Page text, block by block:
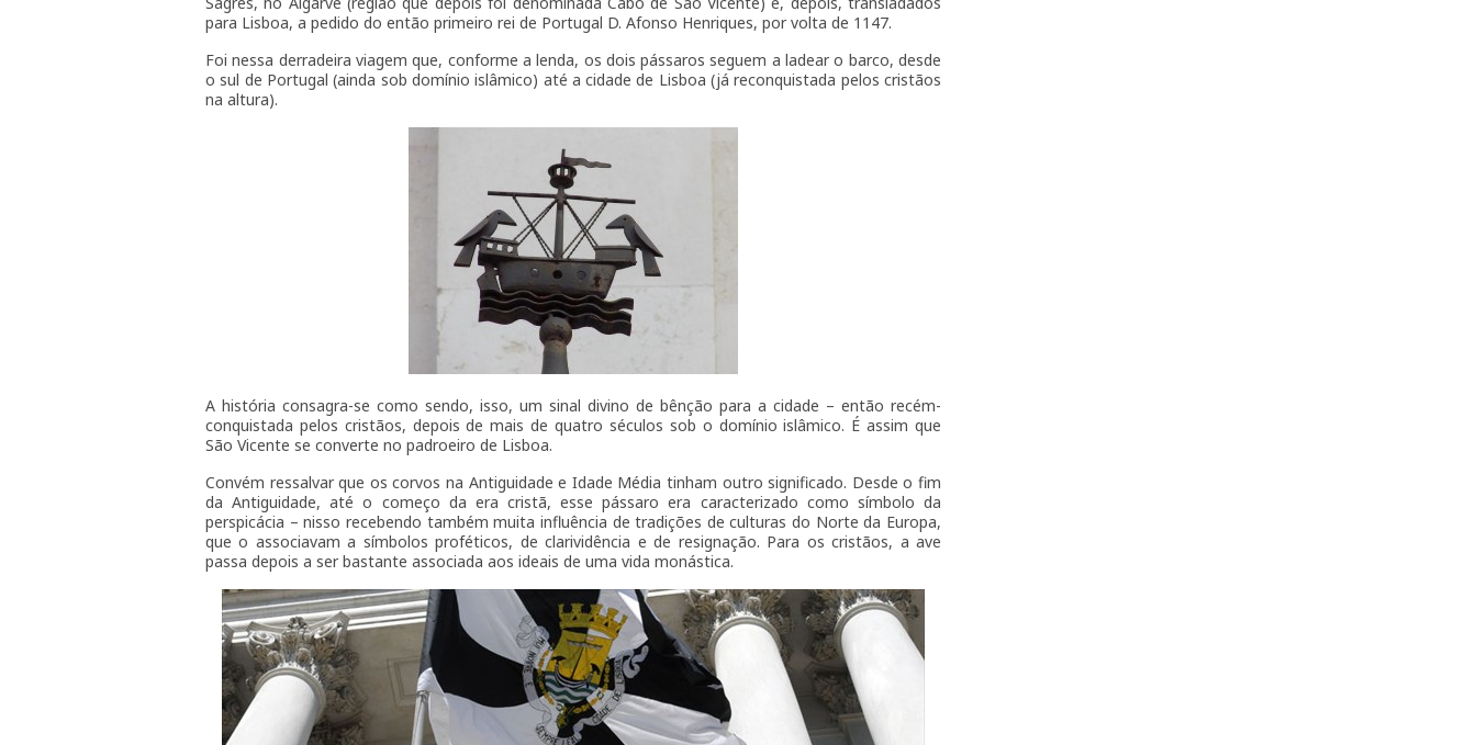
para Lisboa, a pedido do então primeiro rei de Portugal D. Afonso Henriques, por volta de 1147.
Foi nessa derradeira viagem que, conforme a lenda, os dois pássaros seguem a ladear o barco, desde
o sul de Portugal (ainda sob domínio islâmico) até a cidade de Lisboa (já reconquistada pelos cristãos
na altura).
A história consagra-se como sendo, isso, um sinal divino de bênção para a cidade – então recém-
conquistada pelos cristãos, depois de mais de quatro séculos sob o domínio islâmico. É assim que
São Vicente se converte no padroeiro de Lisboa.
Convém ressalvar que os corvos na Antiguidade e Idade Média tinham outro significado. Desde o fim
da Antiguidade, até o começo da era cristã, esse pássaro era caracterizado como símbolo da
perspicácia – nisso recebendo também muita influência de tradições de culturas do Norte da Europa,
que o associavam a símbolos proféticos, de clarividência e de resignação. Para os cristãos, a ave
passa depois a ser bastante associada aos ideais de uma vida monástica.